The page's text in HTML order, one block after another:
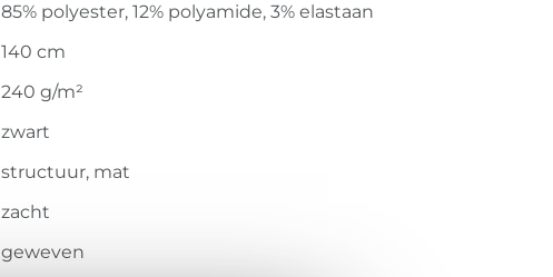
85% polyester, 12% polyamide, 3% elastaan
140 cm
240 g/m²
zwart
structuur, mat
zacht
geweven